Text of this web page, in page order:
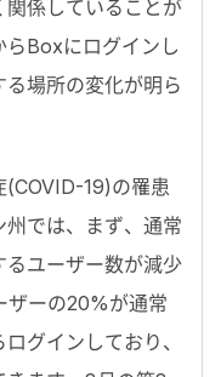
関係していることが
らBoxにログインし
場所の変化が明ら
(COVID-19)の罹患
では、まず、通常
ユーザー数が減少
ザーの20%が通常
グインしており、